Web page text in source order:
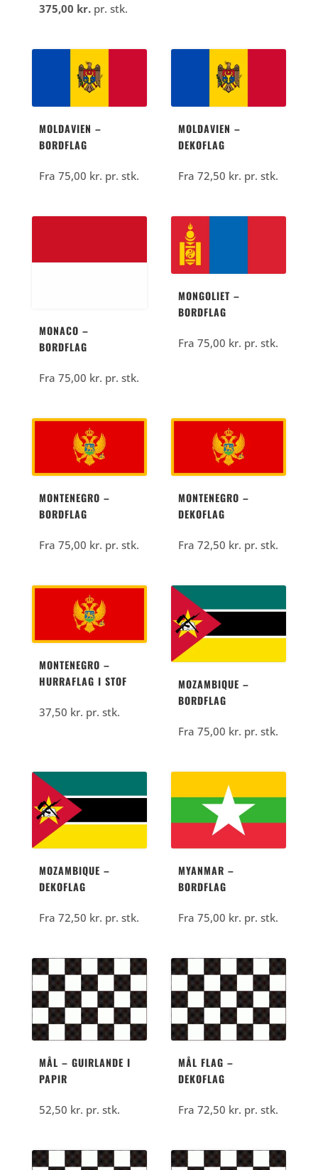
oprindelige
1.055,00
kr..
375,00 kr.Den
er:
375,00
kr..
pr. stk.
MOLDAVIEN –
BORDFLAG
Fra 75,00 kr. pr. stk.
MOLDAVIEN –
DEKOFLAG
Fra72,50 kr. pr. stk.
MONACO –
BORDFLAG
Fra 75,00 kr. pr. stk.
MONGOLIET –
BORDFLAG
Fra75,00 kr. pr. stk.
MONTENEGRO –
BORDFLAG
Fra 75,00 kr. pr. stk.
MONTENEGRO –
DEKOFLAG
Fra72,50 kr. pr. stk.
MONTENEGRO –
HURRAFLAG I STOF
37,50 kr. pr. stk.
MOZAMBIQUE –
BORDFLAG
Fra75,00 kr. pr. stk.
MOZAMBIQUE –
DEKOFLAG
Fra 72,50 kr. pr. stk.
MYANMAR –
BORDFLAG
Fra75,00 kr. pr. stk.
MÅL – GUIRLANDE I
PAPIR
52,50 kr. pr. stk.
MÅL FLAG –
DEKOFLAG
Fra72,50 kr. pr. stk.